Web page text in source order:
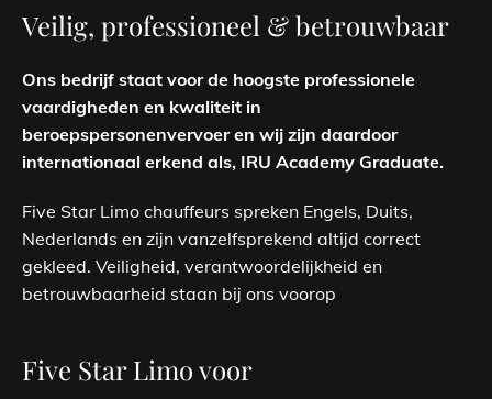
Veilig, professioneel & betrouwbaar
Ons bedrijf staat voor de hoogste professionele
vaardigheden en kwaliteit in
beroepspersonenvervoer en wij zijn daardoor
internationaal erkend als, IRU Academy Graduate.
Five Star Limo chauffeurs spreken Engels, Duits,
Nederlands en zijn vanzelfsprekend altijd correct
gekleed. Veiligheid, verantwoordelijkheid en
betrouwbaarheid staan bij ons voorop
Five Star Limo voor